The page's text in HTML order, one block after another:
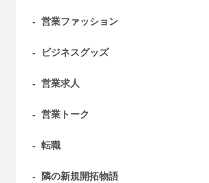
- 営業ファッション
- ビジネスグッズ
- 営業求人
- 営業トーク
- 転職
- 隣の新規開拓物語